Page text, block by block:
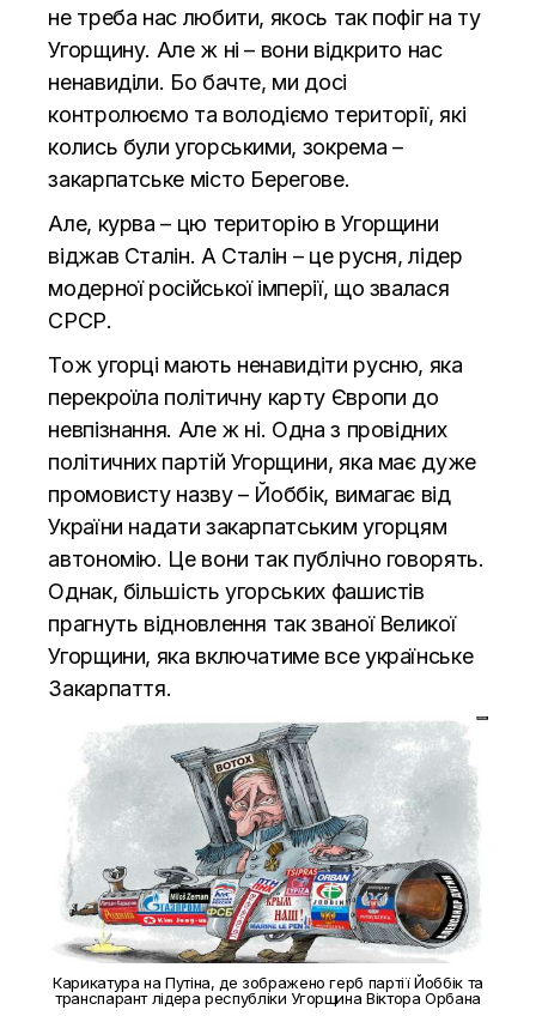
не треба нас любити, якось так пофіг на ту
Угорщину. Але ж ні – вони відкрито нас
ненавиділи. Бо бачте, ми досі
контролюємо та володіємо території, які
колись були угорськими, зокрема –
закарпатське місто Берегове.
Але, курва – цю територію в Угорщини
віджав Сталін. А Сталін – це русня, лідер
модерної російської імперії, що звалася
СРСР.
Тож угорці мають ненавидіти русню, яка
перекроїла політичну карту Європи до
невпізнання. Але ж ні. Одна з провідних
політичних партій Угорщини, яка має дуже
промовисту назву – Йоббік, вимагає від
України надати закарпатським угорцям
автономію. Це вони так публічно говорять.
Однак, більшість угорських фашистів
прагнуть відновлення так званої Великої
Угорщини, яка включатиме все українське
Закарпаття.
Карикатура на Путіна, де зображено герб партії Йоббік та
транспарант лідера республіки Угорщина Віктора Орбана